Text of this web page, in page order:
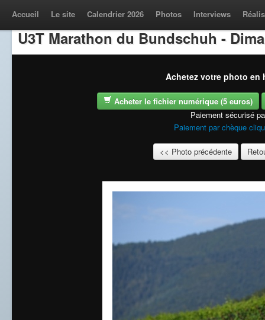
Accueil Le site Calendrier 2026 Photos Interviews
U3T Marathon du Bundschuh -
Achetez votre photo en
Acheter le fichier numérique (5 euros)
Paiement sécurisé
Paiement par chèque
<< Photo précédente